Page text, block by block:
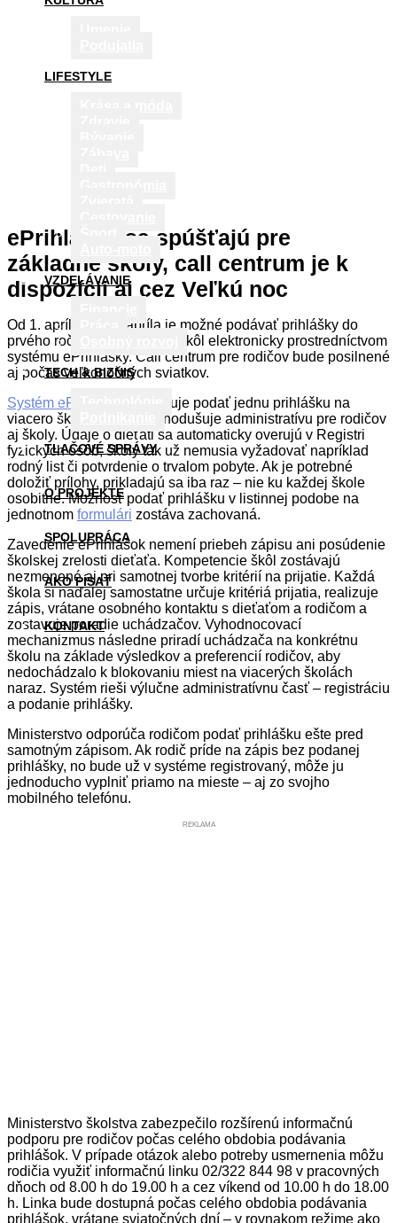
LIFESTYLE
VZDELÁVANIE
TECH & BIZNIS
TLAČOVÉ SPRÁVY
O PROJEKTE
SPOLUPRÁCA
AKO PÍSAŤ
KONTAKT
ePrihlášky sa spúšťajú pre
základné školy, call centrum je k
dispozícii aj cez Veľkú noc
Od 1. apríla do 30. apríla je možné podávať prihlášky do
prvého ročníka základných škôl elektronicky prostredníctvom
systému ePrihlášky. Call centrum pre rodičov bude posilnené
aj počas veľkonočných sviatkov.
Systém ePrihlášky
umožňuje podať jednu prihlášku na
viacero škôl naraz a zjednodušuje administratívu pre rodičov
aj školy. Údaje o dieťati sa automaticky overujú v Registri
fyzických osôb, školy tak už nemusia vyžadovať napríklad
rodný list či potvrdenie o trvalom pobyte. Ak je potrebné
doložiť prílohy, prikladajú sa iba raz – nie ku každej škole
osobitne. Možnosť podať prihlášku v listinnej podobe na
jednotnom formulári zostáva zachovaná.
Zavedenie ePrihlášok nemení priebeh zápisu ani posúdenie
školskej zrelosti dieťaťa. Kompetencie škôl zostávajú
nezmenené aj pri samotnej tvorbe kritérií na prijatie. Každá
škola si naďalej samostatne určuje kritériá prijatia, realizuje
zápis, vrátane osobného kontaktu s dieťaťom a rodičom a
zostavuje poradie uchádzačov. Vyhodnocovací
mechanizmus následne priradí uchádzača na konkrétnu
školu na základe výsledkov a preferencií rodičov, aby
nedochádzalo k blokovaniu miest na viacerých školách
naraz. Systém rieši výlučne administratívnu časť – registráciu
a podanie prihlášky.
Ministerstvo odporúča rodičom podať prihlášku ešte pred
samotným zápisom. Ak rodič príde na zápis bez podanej
prihlášky, no bude už v systéme registrovaný, môže ju
jednoducho vyplniť priamo na mieste – aj zo svojho
mobilného telefónu.
REKLAMA
Ministerstvo školstva zabezpečilo rozšírenú informačnú
podporu pre rodičov počas celého obdobia podávania
prihlášok. V prípade otázok alebo potreby usmernenia môžu
rodičia využiť informačnú linku 02/322 844 98 v pracovných
dňoch od 8.00 h do 19.00 h a cez víkend od 10.00 h do 18.00
h. Linka bude dostupná počas celého obdobia podávania
prihlášok, vrátane sviatočných dní – v rovnakom režime ako